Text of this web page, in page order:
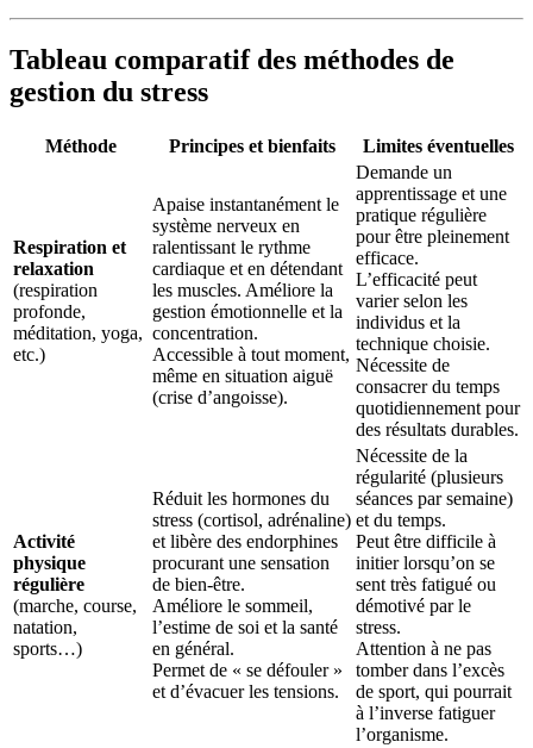
Tableau comparatif des méthodes de
gestion du stress
Méthode Principes et bienfaits Limites éventuelles
Respiration et
relaxation
(respiration
profonde,
méditation, yoga,
etc.)
Apaise instantanément le
système nerveux en
ralentissant le rythme
cardiaque et en détendant
les muscles. Améliore la
gestion émotionnelle et la
concentration.
Accessible à tout moment,
même en situation aiguë
(crise d’angoisse).
Demande un
apprentissage et une
pratique régulière
pour être pleinement
efficace.
L’efficacité peut
varier selon les
individus et la
technique choisie.
Nécessite de
consacrer du temps
quotidiennement pour
des résultats durables.
Activité
physique
régulière
(marche, course,
natation,
sports…)
Réduit les hormones du
stress (cortisol, adrénaline)
et libère des endorphines
procurant une sensation
de bien-être.
Améliore le sommeil,
l’estime de soi et la santé
en général.
Permet de « se défouler »
et d’évacuer les tensions.
Nécessite de la
régularité (plusieurs
séances par semaine)
et du temps.
Peut être difficile à
initier lorsqu’on se
sent très fatigué ou
démotivé par le
stress.
Attention à ne pas
tomber dans l’excès
de sport, qui pourrait
à l’inverse fatiguer
l’organisme.